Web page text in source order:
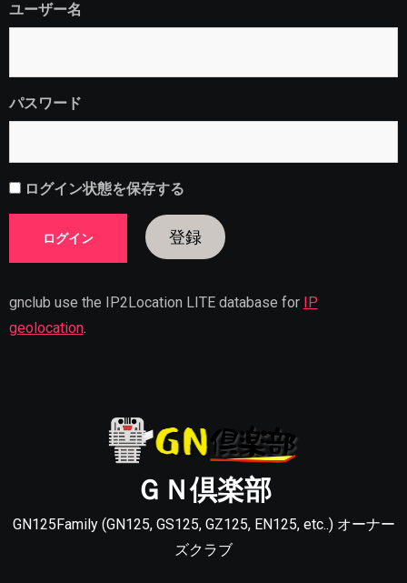
ユーザー名
パスワード
ログイン状態を保存する
登録
gnclub use the IP2Location LITE database for IP
geolocation.
ＧＮ倶楽部
GN125Family (GN125, GS125, GZ125, EN125, etc..) オーナー
ズクラブ